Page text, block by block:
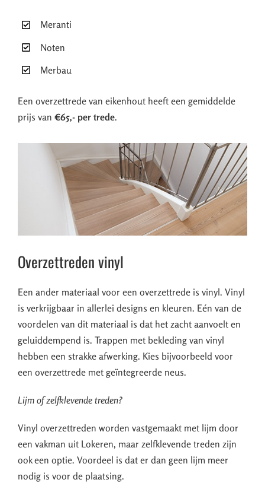
Meranti
Noten
Merbau
Een overzettrede van eikenhout heeft een gemiddelde
prijs van €65,- per trede.
Overzettreden vinyl
Een ander materiaal voor een overzettrede is vinyl. Vinyl
is verkrijgbaar in allerlei designs en kleuren. Eén van de
voordelen van dit materiaal is dat het zacht aanvoelt en
geluiddempend is. Trappen met bekleding van vinyl
hebben een strakke afwerking. Kies bijvoorbeeld voor
een overzettrede met geïntegreerde neus.
Lijm of zelfklevende treden?
Vinyl overzettreden worden vastgemaakt met lijm door
een vakman uit Lokeren, maar zelfklevende treden zijn
ook een optie. Voordeel is dat er dan geen lijm meer
nodig is voor de plaatsing.